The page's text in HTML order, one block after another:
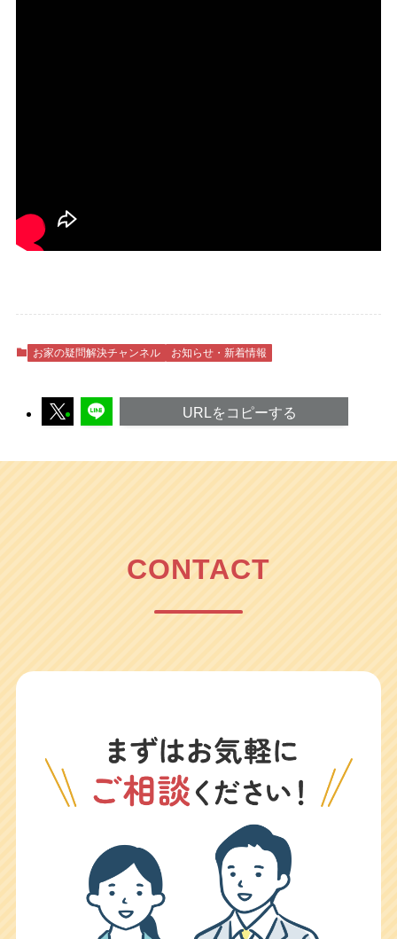
お家の疑問解決チャンネル お知らせ・新着情報
URLをコピーする
CONTACT